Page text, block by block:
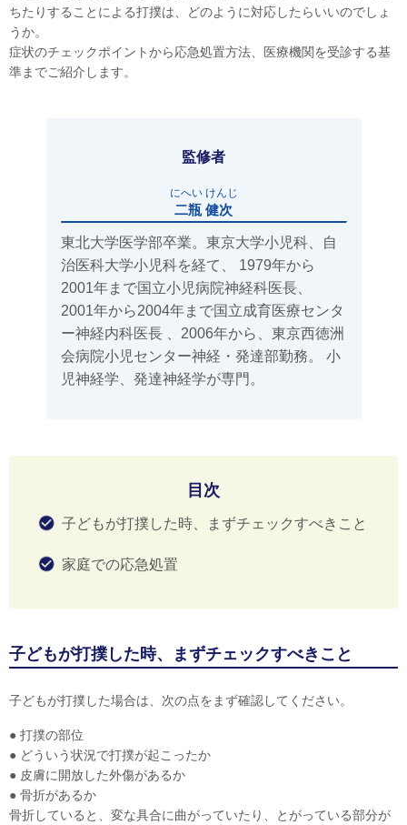
ちたりすることによる打撲は、どのように対応したらいいのでしょ
うか。
症状のチェックポイントから応急処置方法、医療機関を受診する基
準までご紹介します。
監修者
二瓶 健次
にへい けんじ
東北大学医学部卒業。東京大学小児科、自
治医科大学小児科を経て、 1979年から
2001年まで国立小児病院神経科医長、
2001年から2004年まで国立成育医療センタ
ー神経内科医長 、2006年から、東京西徳洲
会病院小児センター神経・発達部勤務。 小
児神経学、発達神経学が専門。
目次
子どもが打撲した時、まずチェックすべきこと
家庭での応急処置
子どもが打撲した時、まずチェックすべきこと
子どもが打撲した場合は、次の点をまず確認してください。
● 打撲の部位
● どういう状況で打撲が起こったか
● 皮膚に開放した外傷があるか
● 骨折があるか
骨折していると、変な具合に曲がっていたり、とがっている部分が